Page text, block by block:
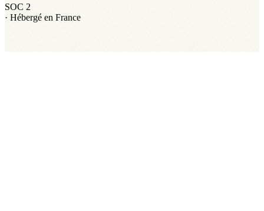
SOC 2
· Hébergé en France